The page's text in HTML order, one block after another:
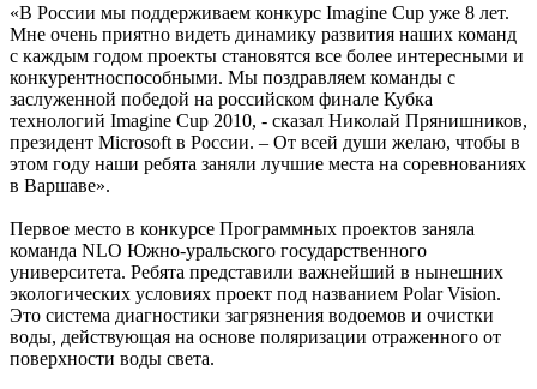
«В России мы поддерживаем конкурс Imagine Cup уже 8 лет.
Мне очень приятно видеть динамику развития наших команд
с каждым годом проекты становятся все более интересными и
конкурентноспособными. Мы поздравляем команды с
заслуженной победой на российском финале Кубка
технологий Imagine Cup 2010, - сказал Николай Прянишников,
президент Microsoft в России. – От всей души желаю, чтобы в
этом году наши ребята заняли лучшие места на соревнованиях
в Варшаве».
Первое место в конкурсе Программных проектов заняла
команда NLO Южно-уральского государственного
университета. Ребята представили важнейший в нынешних
экологических условиях проект под названием Polar Vision.
Это система диагностики загрязнения водоемов и очистки
воды, действующая на основе поляризации отраженного от
поверхности воды света.